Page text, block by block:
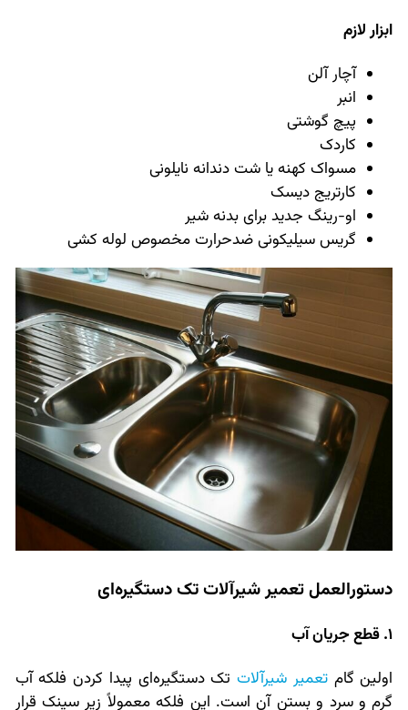
ابزار لازم
آچار آلن
انبر
پیچ گوشتی
کاردک
مسواک کهنه یا شت دندانه نایلونی
کارتریج دیسک
او-رینگ جدید برای بدنه شیر
گریس سیلیکونی ضدحرارت مخصوص لوله کشی
دستورالعمل تعمیر شیرآلات تک دستگیره‌ای
1. قطع جریان آب
اولین گامتعمیر شیرآلاتتک دستگیره‌ای پیدا کردن فلکه آب
گرم و سرد و بستن آن است. این فلکه معمولاً زیر سینک قرار